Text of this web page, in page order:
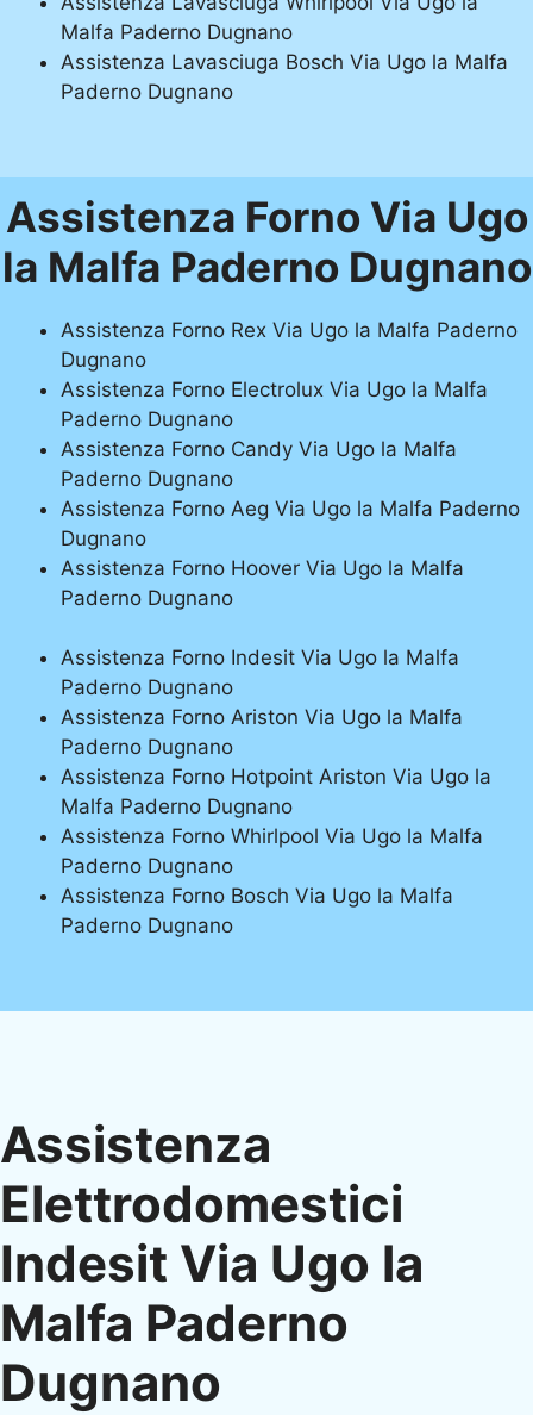
Malfa Paderno Dugnano
Assistenza Lavasciuga Bosch Via Ugo la Malfa
Paderno Dugnano
Assistenza Forno Via Ugo
la Malfa Paderno Dugnano
Assistenza Forno Rex Via Ugo la Malfa Paderno
Dugnano
Assistenza Forno Electrolux Via Ugo la Malfa
Paderno Dugnano
Assistenza Forno Candy Via Ugo la Malfa
Paderno Dugnano
Assistenza Forno Aeg Via Ugo la Malfa Paderno
Dugnano
Assistenza Forno Hoover Via Ugo la Malfa
Paderno Dugnano
Assistenza Forno Indesit Via Ugo la Malfa
Paderno Dugnano
Assistenza Forno Ariston Via Ugo la Malfa
Paderno Dugnano
Assistenza Forno Hotpoint Ariston Via Ugo la
Malfa Paderno Dugnano
Assistenza Forno Whirlpool Via Ugo la Malfa
Paderno Dugnano
Assistenza Forno Bosch Via Ugo la Malfa
Paderno Dugnano
Assistenza
Elettrodomestici
Indesit Via Ugo la
Malfa Paderno
Dugnano